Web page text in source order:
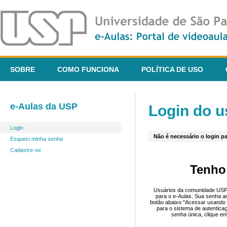
SOBRE COMO FUNCIONA POLÍTICA DE USO
e-Aulas da USP
Login
Esqueci minha senha
Cadastre-se
Login do
Não é necessário o login
Usuários da comunidade
para o e-Aulas. Sua senha
botão abaixo "Acessar
para o sistema de
senha única, clique